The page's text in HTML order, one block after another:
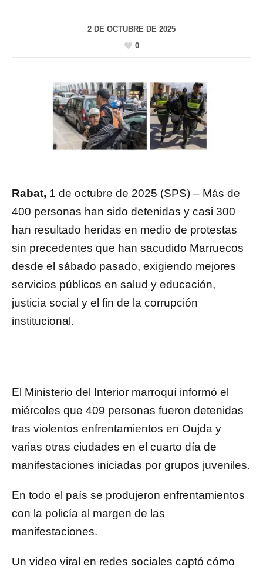
2 DE OCTUBRE DE 2025
0
Rabat, 1 de octubre de 2025 (SPS) – Más de
400 personas han sido detenidas y casi 300
han resultado heridas en medio de protestas
sin precedentes que han sacudido Marruecos
desde el sábado pasado, exigiendo mejores
servicios públicos en salud y educación,
justicia social y el fin de la corrupción
institucional.
El Ministerio del Interior marroquí informó el
miércoles que 409 personas fueron detenidas
tras violentos enfrentamientos en Oujda y
varias otras ciudades en el cuarto día de
manifestaciones iniciadas por grupos juveniles.
En todo el país se produjeron enfrentamientos
con la policía al margen de las
manifestaciones.
Un video viral en redes sociales captó cómo